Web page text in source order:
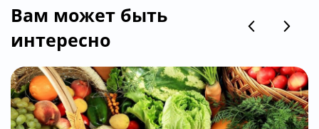
Вам может быть
интересно